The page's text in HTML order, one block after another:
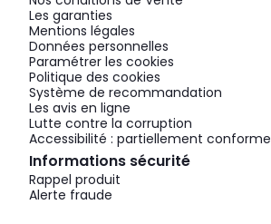
Les garanties
Mentions légales
Données personnelles
Paramétrer les cookies
Politique des cookies
Système de recommandation
Les avis en ligne
Lutte contre la corruption
Accessibilité : partiellement conforme
Informations sécurité
Rappel produit
Alerte fraude